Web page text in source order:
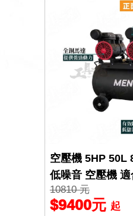
空壓機 5HP 50L
低噪音 空壓機
壓機 風車
10810 元
$9400元 起